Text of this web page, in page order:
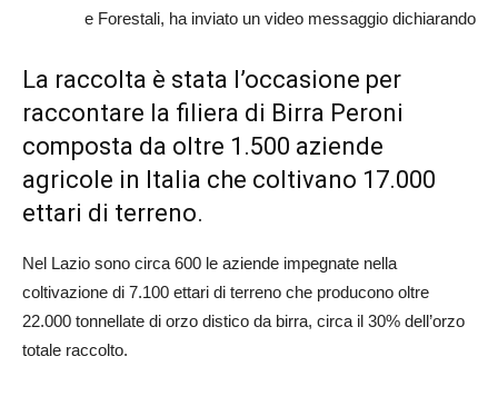
e Forestali, ha inviato un video messaggio dichiarando
La raccolta è stata l’occasione per
raccontare la filiera di Birra Peroni
composta da oltre 1.500 aziende
agricole in Italia che coltivano 17.000
ettari di terreno.
Nel Lazio sono circa 600 le aziende impegnate nella
coltivazione di 7.100 ettari di terreno che producono oltre
22.000 tonnellate di orzo distico da birra, circa il 30% dell’orzo
totale raccolto.